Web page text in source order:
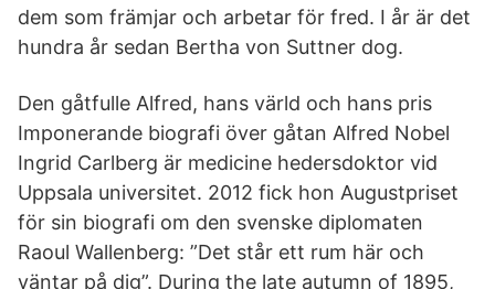
dem som främjar och arbetar för fred. I år är det
hundra år sedan Bertha von Suttner dog.
Den gåtfulle Alfred, hans värld och hans pris
Imponerande biografi över gåtan Alfred Nobel
Ingrid Carlberg är medicine hedersdoktor vid
Uppsala universitet. 2012 fick hon Augustpriset
för sin biografi om den svenske diplomaten
Raoul Wallenberg: ”Det står ett rum här och
väntar på dig”. During the late autumn of 1895,